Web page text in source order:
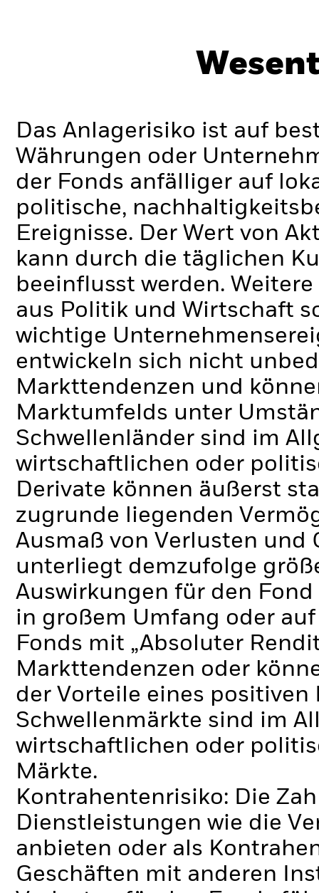
Das Anlagerisiko ist auf
Währungen oder
der Fonds anfälliger auf
politische,
Ereignisse. Der Wert von
kann durch die täglichen
beeinflusst werden.
aus Politik und Wirtschaft
wichtige
entwickeln sich nicht
Markttendenzen und
Marktumfelds unter
Schwellenländer sind im
wirtschaftlichen oder
Derivate können äußerst
zugrunde liegenden
Ausmaß von Verlusten und
unterliegt demzufolge
Auswirkungen für den
in großem Umfang oder
Fonds mit „Absoluter
Markttendenzen oder
der Vorteile eines
Schwellenmärkte sind im
wirtschaftlichen oder
Märkte.
Kontrahentenrisiko: Die
Dienstleistungen wie die
anbieten oder als
Geschäften mit anderen